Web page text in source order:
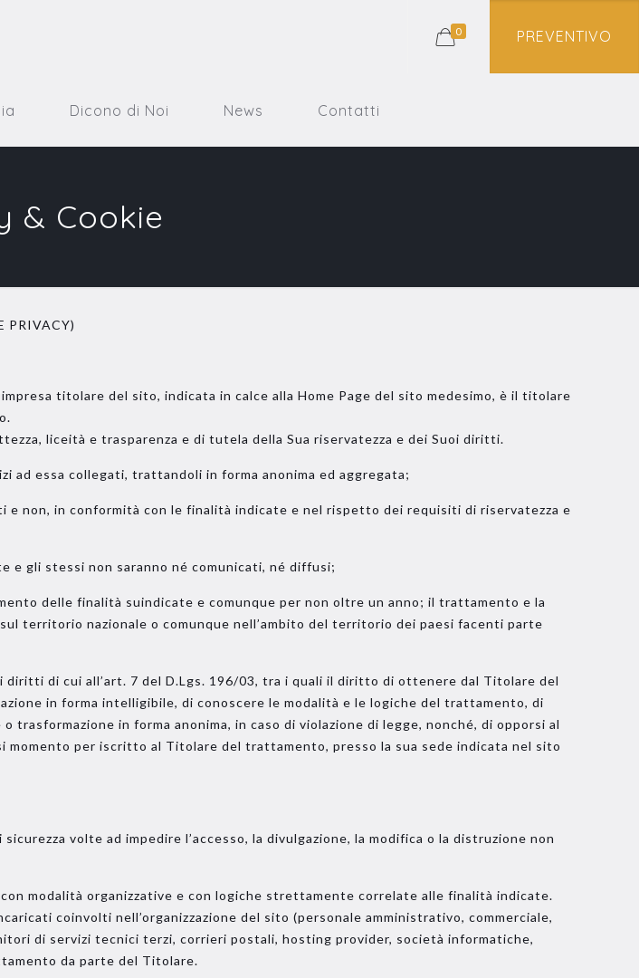
Dicono di Noi News Contatti
0 PREVENTIVO
& Cookie
PRIVACY)
titolare del sito, indicata in calce alla Home Page del sito medesimo, è il titolare
liceità e trasparenza e di tutela della Sua riservatezza e dei Suoi diritti.
ad essa collegati, trattandoli in forma anonima ed aggregata;
non, in conformità con le finalità indicate e nel rispetto dei requisiti di riservatezza e
e gli stessi non saranno né comunicati, né diffusi;
delle finalità suindicate e comunque per non oltre un anno; il trattamento e la
territorio nazionale o comunque nell’ambito del territorio dei paesi facenti parte
di cui all’art. 7 del D.Lgs. 196/03, tra i quali il diritto di ottenere dal Titolare del
in forma intelligibile, di conoscere le modalità e le logiche del trattamento, di
trasformazione in forma anonima, in caso di violazione di legge, nonché, di opporsi al
per iscritto al Titolare del trattamento, presso la sua sede indicata nel sito
volte ad impedire l’accesso, la divulgazione, la modifica o la distruzione non
modalità organizzative e con logiche strettamente correlate alle finalità indicate.
coinvolti nell’organizzazione del sito (personale amministrativo, commerciale,
di servizi tecnici terzi, corrieri postali, hosting provider, società informatiche,
da parte del Titolare.